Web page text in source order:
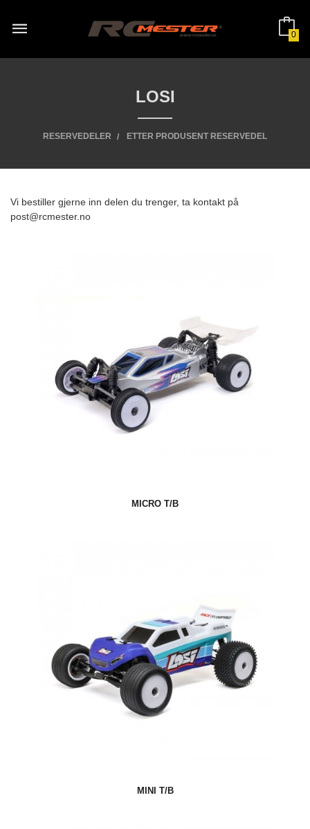
innholdet
0
LOSI
RESERVEDELER ETTER PRODUSENT RESERVEDEL
Vi bestiller gjerne inn delen du trenger, ta kontakt på
post@rcmester.no
MICRO T/B
MINI T/B